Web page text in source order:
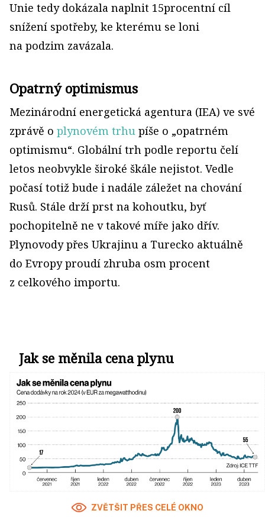
Unie tedy dokázala naplnit 15procentní cíl
snížení spotřeby, ke kterému se loni
na podzim zavázala.
Opatrný optimismus
Mezinárodní energetická agentura (IEA) ve své
zprávě o plynovém trhu píše o „opatrném
optimismu“. Globální trh podle reportu čelí
letos neobvykle široké škále nejistot. Vedle
počasí totiž bude i nadále záležet na chování
Rusů. Stále drží prst na kohoutku, byť
pochopitelně ne v takové míře jako dřív.
Plynovody přes Ukrajinu a Turecko aktuálně
do Evropy proudí zhruba osm procent
z celkového importu.
Jak se měnila cena plynu
ZVĚTŠIT PŘES CELÉ OKNO